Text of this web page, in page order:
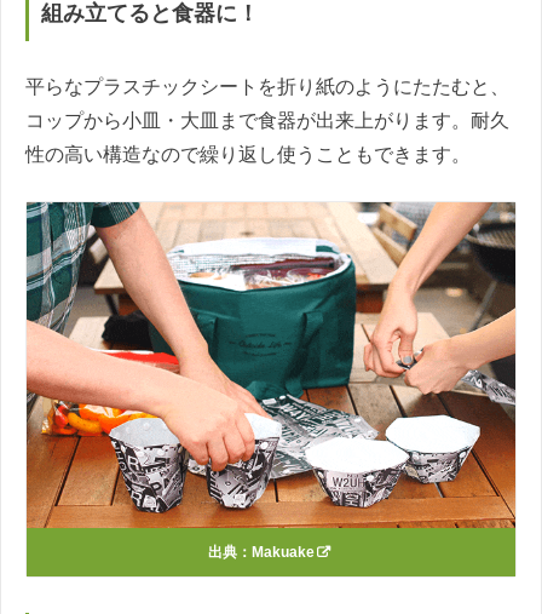
組み立てると食器に！
平らなプラスチックシートを折り紙のようにたたむと、
コップから小皿・大皿まで食器が出来上がります。耐久
性の高い構造なので繰り返し使うこともできます。
出典： Makuake